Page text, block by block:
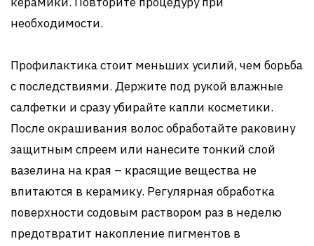
необходимости.
Профилактика стоит меньших усилий, чем борьба
с последствиями. Держите под рукой влажные
салфетки и сразу убирайте капли косметики.
После окрашивания волос обработайте раковину
защитным спреем или нанесите тонкий слой
вазелина на края – красящие вещества не
впитаются в керамику. Регулярная обработка
поверхности содовым раствором раз в неделю
предотвратит накопление пигментов в